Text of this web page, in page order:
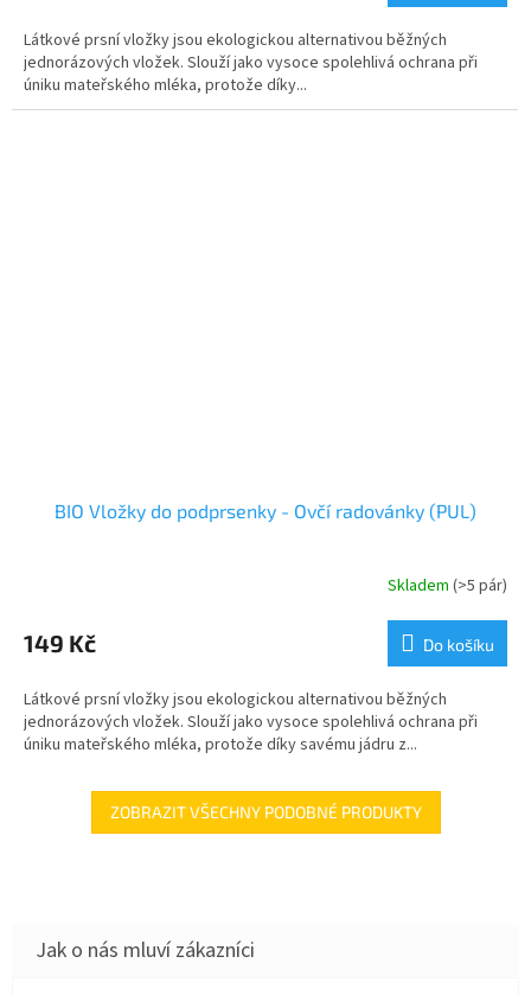
Látkové prsní vložky jsou ekologickou alternativou běžných
jednorázových vložek. Slouží jako vysoce spolehlivá ochrana při
úniku mateřského mléka, protože díky...
BIO Vložky do podprsenky - Ovčí radovánky (PUL)
Skladem (>5 pár)
149 Kč Do košíku
Látkové prsní vložky jsou ekologickou alternativou běžných
jednorázových vložek. Slouží jako vysoce spolehlivá ochrana při
úniku mateřského mléka, protože díky savému jádru z...
ZOBRAZIT VŠECHNY PODOBNÉ PRODUKTY